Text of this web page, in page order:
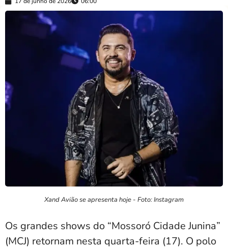
Xand Avião se apresenta hoje - Foto: Instagram
Os grandes shows do “Mossoró Cidade Junina”
(MCJ) retornam nesta quarta-feira (17). O polo